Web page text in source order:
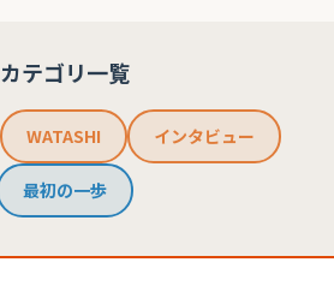
カテゴリ一覧
WATASHI インタビュー
最初の一歩